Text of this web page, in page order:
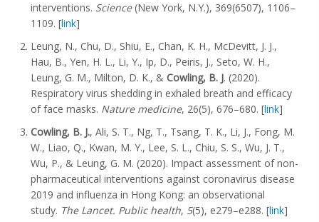
interventions. Science(New York, N.Y.), 369(6507), 1106–
1109. [link]
Leung, N., Chu, D., Shiu, E., Chan, K. H., McDevitt, J. J.,
Hau, B., Yen, H. L., Li, Y., Ip, D., Peiris, J., Seto, W. H.,
Leung, G. M., Milton, D. K., &Cowling, B. J. (2020).
Respiratory virus shedding in exhaled breath and efficacy
of face masks. Nature medicine, 26(5), 676–680. [link]
Cowling, B. J., Ali, S. T., Ng, T., Tsang, T. K., Li, J., Fong, M.
W., Liao, Q., Kwan, M. Y., Lee, S. L., Chiu, S. S., Wu, J. T.,
Wu, P., & Leung, G. M. (2020). Impact assessment of non-
pharmaceutical interventions against coronavirus disease
2019 and influenza in Hong Kong: an observational
study. The Lancet. Public health, 5(5), e279–e288. [link]